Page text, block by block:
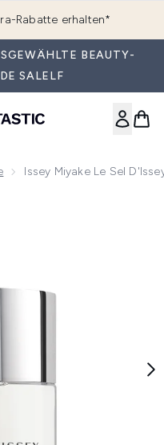
Rabatte erhalten*
BEAUTY-
SALELF
Issey Miyake Le Sel